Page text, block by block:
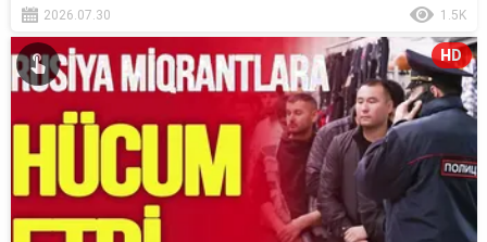
2026.07.30
1.5K
HD